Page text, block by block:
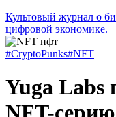
Культовый журнал о
цифровой экономике.
#CryptoPunks#NFT
Yuga Labs